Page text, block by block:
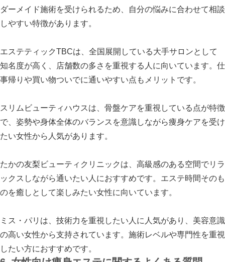
ダーメイド施術を受けられるため、自分の悩みに合わせて相談
しやすい特徴があります。
エステティックTBCは、全国展開している大手サロンとして
知名度が高く、店舗数の多さを重視する人に向いています。仕
事帰りや買い物ついでに通いやすい点もメリットです。
スリムビューティハウスは、骨盤ケアを重視している点が特徴
で、姿勢や身体全体のバランスを意識しながら痩身ケアを受け
たい女性から人気があります。
たかの友梨ビューティクリニックは、高級感のある空間でリラ
ックスしながら通いたい人におすすめです。エステ時間そのも
のを癒しとして楽しみたい女性に向いています。
ミス・パリは、技術力を重視したい人に人気があり、美容意識
の高い女性から支持されています。施術レベルや専門性を重視
したい方におすすめです。